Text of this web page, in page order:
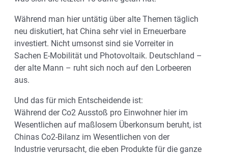
Während man hier untätig über alte Themen täglich
neu diskutiert, hat China sehr viel in Erneuerbare
investiert. Nicht umsonst sind sie Vorreiter in
Sachen E-Mobilität und Photovoltaik. Deutschland –
der alte Mann – ruht sich noch auf den Lorbeeren
aus.
Und das für mich Entscheidende ist:
Während der Co2 Ausstoß pro Einwohner hier im
Wesentlichen auf maßlosem Überkonsum beruht, ist
Chinas Co2-Bilanz im Wesentlichen von der
Industrie verursacht, die eben Produkte für die ganze